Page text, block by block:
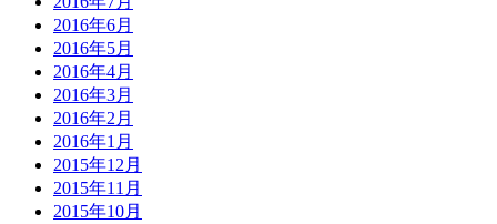
2016年6月
2016年5月
2016年4月
2016年3月
2016年2月
2016年1月
2015年12月
2015年11月
2015年10月